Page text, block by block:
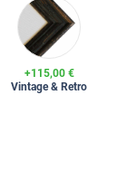
+115,00 €
Vintage & Retro